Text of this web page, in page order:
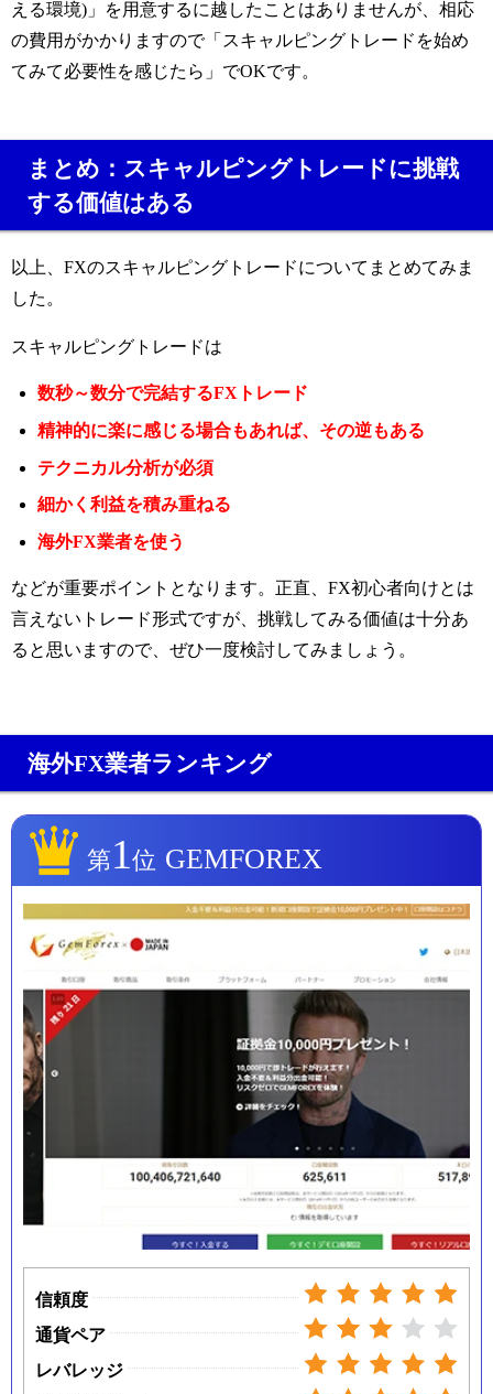
える環境)」を用意するに越したことはありませんが、相応
の費用がかかりますので「スキャルピングトレードを始め
てみて必要性を感じたら」でOKです。
まとめ：スキャルピングトレードに挑戦
する価値はある
以上、FXのスキャルピングトレードについてまとめてみま
した。
スキャルピングトレードは
数秒～数分で完結するFXトレード
精神的に楽に感じる場合もあれば、その逆もある
テクニカル分析が必須
細かく利益を積み重ねる
海外FX業者を使う
などが重要ポイントとなります。正直、FX初心者向けとは
言えないトレード形式ですが、挑戦してみる価値は十分あ
ると思いますので、ぜひ一度検討してみましょう。
海外FX業者ランキング
第1位 GEMFOREX
信頼度
通貨ペア
レバレッジ